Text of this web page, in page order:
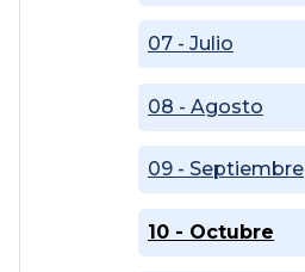
07 - Julio
08 - Agosto
09 - Septiembre
10 - Octubre